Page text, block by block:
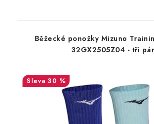
Běžecké ponožky Mizuno
32GX2505Z04 - tři
30 %